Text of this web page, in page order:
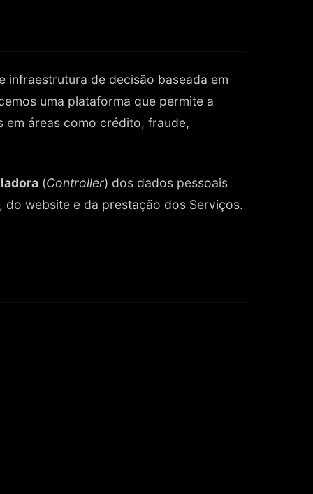
infraestrutura de decisão baseada em
uma plataforma que permite a
em áreas como crédito, fraude,
(Controller) dos dados pessoais
website e da prestação dos Serviços.